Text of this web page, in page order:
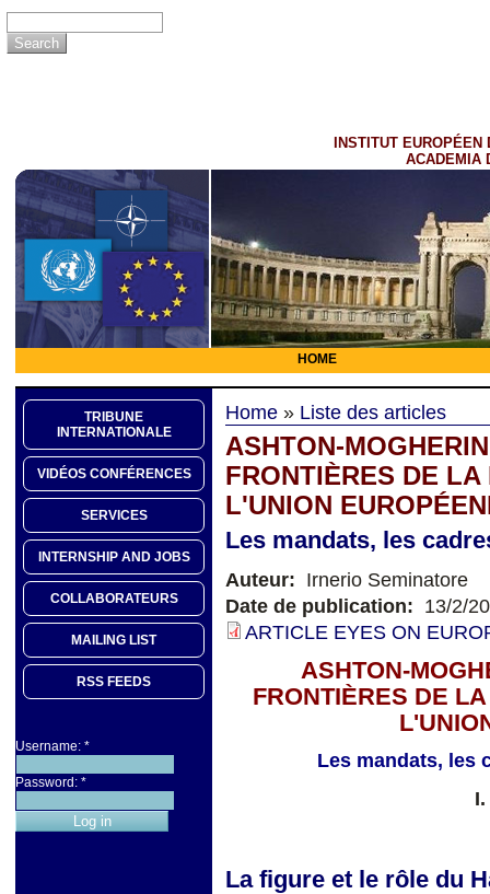
INSTITUT EUROPÉEN
ACADEMIA
HOME
TRIBUNE
INTERNATIONALE
VIDÉOS CONFÉRENCES
SERVICES
INTERNSHIP AND JOBS
COLLABORATEURS
MAILING LIST
RSS FEEDS
Username: *
Password: *
Home » Liste des articles
ASHTON-
FRONTIÈRES DE
L'UNION
Les mandats, les
Auteur: Irnerio Seminatore
Date de publication: 13/2/
ARTICLE EYES ON
ASHTON-
FRONTIÈRES DE
Les mandats, les
La figure et le rôle du